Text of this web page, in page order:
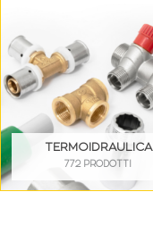
TERMOIDRAULICA
772 PRODOTTI